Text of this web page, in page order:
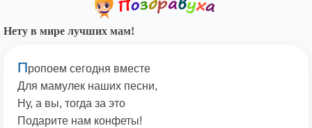
Нету в мире лучших мам!
Пропоем сегодня вместе
Для мамулек наших песни,
Ну, а вы, тогда за это
Подарите нам конфеты!